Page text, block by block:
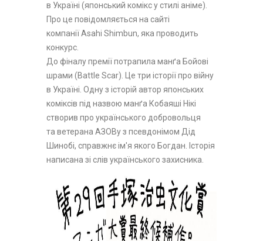
в Україні (японський комікс у стилі аніме).
Про це повідомляється на сайті
компаніїAsahi Shimbun, яка проводить
конкурс.
До фіналу премії потрапила манґа Бойові
шрами (Battle Scar). Це три історії про війну
в Україні. Одну з історій автор японських
коміксів під назвою манґа Кобаяші Нікі
створив про українського добровольця
та ветерана АЗОВу з псевдонімом Дід
Шинобі, справжнє ім'я якого Богдан. Історія
написана зі слів українського захисника.